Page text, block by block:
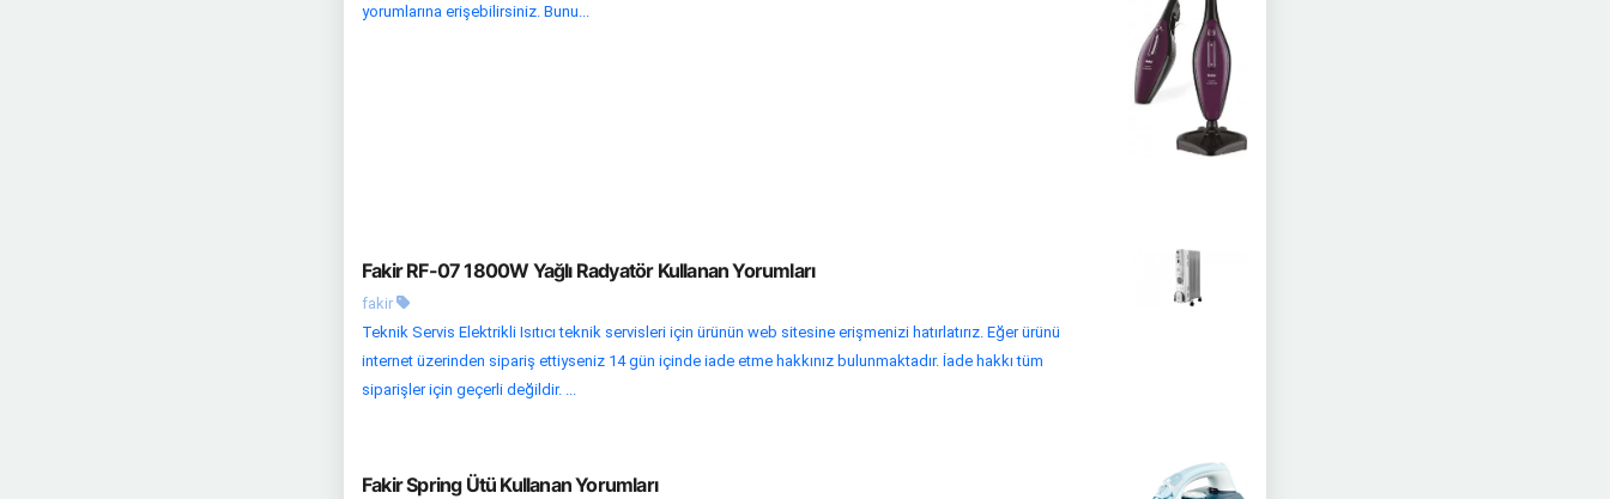
yorumlarına erişebilirsiniz. Bunu...
Fakir RF-07 1800W Yağlı Radyatör Kullanan Yorumları
fakir
Teknik Servis Elektrikli Isıtıcı teknik servisleri için ürünün web sitesine erişmenizi hatırlatırız. Eğer ürünü
internet üzerinden sipariş ettiyseniz 14 gün içinde iade etme hakkınız bulunmaktadır. İade hakkı tüm
siparişler için geçerli değildir. ...
Fakir Spring Ütü Kullanan Yorumları